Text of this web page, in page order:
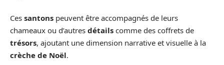
Ces santons peuvent être accompagnés de leurs
chameaux ou d’autres détails comme des coffrets de
trésors, ajoutant une dimension narrative et visuelle à la
crèche de Noël.